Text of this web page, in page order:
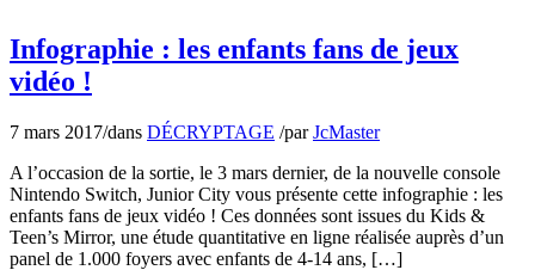
Infographie : les enfants fans de jeux
vidéo !
7 mars 2017/dans DÉCRYPTAGE /parJcMaster
A l’occasion de la sortie, le 3 mars dernier, de la nouvelle console
Nintendo Switch, Junior City vous présente cette infographie : les
enfants fans de jeux vidéo ! Ces données sont issues du Kids &
Teen’s Mirror, une étude quantitative en ligne réalisée auprès d’un
panel de 1.000 foyers avec enfants de 4-14 ans, […]